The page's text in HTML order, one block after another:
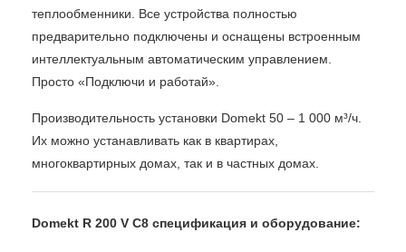
теплообменники. Все устройства полностью
предварительно подключены и оснащены встроенным
интеллектуальным автоматическим управлением.
Просто «Подключи и работай».
Производительность установки Domekt 50 – 1 000 м³/ч.
Их можно устанавливать как в квартирах,
многоквартирных домах, так и в частных домах.
Domekt R 200 V C8 спецификация и оборудование: